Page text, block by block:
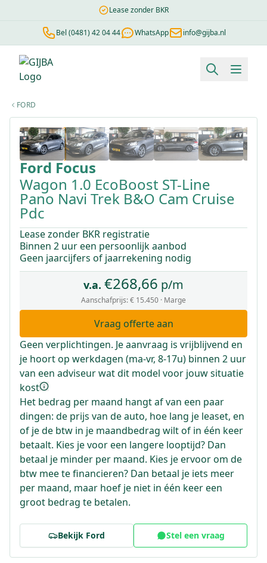
Lease zonder BKR
Bel (0481) 42 04 44 WhatsApp info@gijba.nl
Financial lease berekenen
FORD
FordFocus
Wagon 1.0 EcoBoost ST-Line
Pano Navi Trek B&O Cam Cruise
Pdc
Lease zonder BKR registratie
Binnen 2 uur een persoonlijk aanbod
Geen jaarcijfers of jaarrekening nodig
v.a. €268,66 p/m
Aanschafprijs:€ 15.450 · Marge
Vraag offerte aan
Geen verplichtingen. Je aanvraag is vrijblijvend en
je hoort op werkdagen (ma-vr, 8-17u) binnen 2 uur
van een adviseur wat dit model voor jouw situatie
kost
Het bedrag per maand hangt af van een paar
dingen: de prijs van de auto, hoe lang je leaset, en
of je de btw in je maandbedrag wilt of in één keer
betaalt. Kies je voor een langere looptijd? Dan
betaal je minder per maand. Kies je ervoor om de
btw mee te financieren? Dan betaal je iets meer
per maand, maar hoef je niet in één keer een
groot bedrag te betalen.
Bekijk Ford Stel een vraag